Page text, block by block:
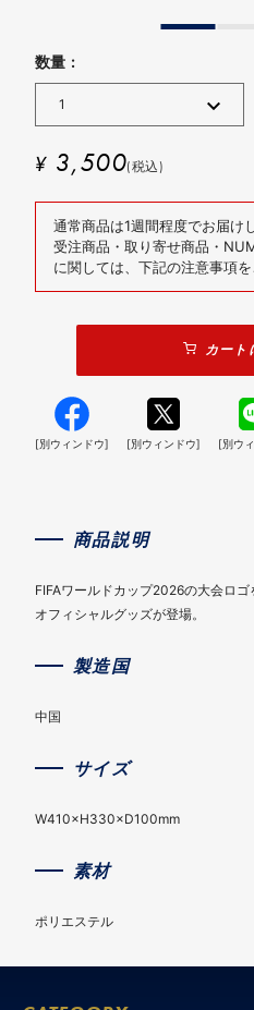
数量 :
¥ 3,500(税込)
通常商品は1週間程度でお届け
受注商品・取り寄せ商品・
に関しては、下記の注意事項を
カート
[別ウィンドウ] [別ウィンドウ] [別ウ
商品説明
FIFAワールドカップ2026の大会ロ
オフィシャルグッズが登場。
製造国
中国
サイズ
W410×H330×D100mm
素材
ポリエステル